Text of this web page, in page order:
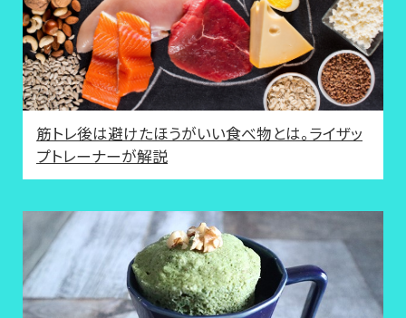
筋トレ後は避けたほうがいい食べ物とは。ライザッ
プトレーナーが解説